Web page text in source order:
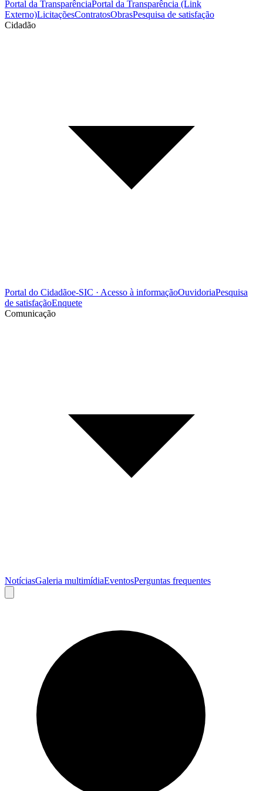
Portal da TransparênciaPortal da Transparência (Link
Externo)LicitaçõesContratosObrasPesquisa de satisfação
Cidadão
Portal do Cidadãoe-SIC · Acesso à informaçãoOuvidoriaPesquisa
de satisfaçãoEnquete
Comunicação
NotíciasGaleria multimídiaEventosPerguntas frequentes